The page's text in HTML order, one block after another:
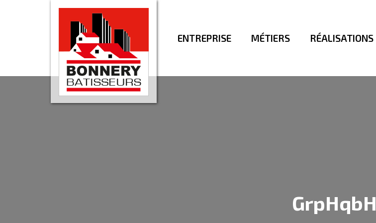
ENTREPRISE MÉTIERS RÉALISATIONS
GrpHqbH